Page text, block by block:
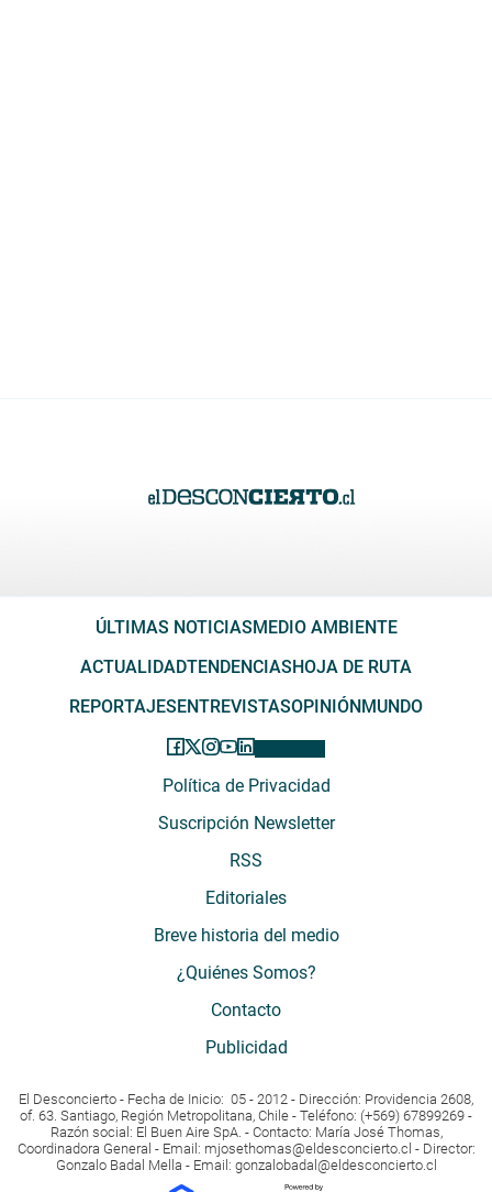
ÚLTIMAS NOTICIAS MEDIO AMBIENTE
ACTUALIDADTENDENCIAS HOJA DE RUTA
REPORTAJES ENTREVISTASOPINIÓN MUNDO
Política de Privacidad
Suscripción Newsletter
RSS
Editoriales
Breve historia del medio
¿Quiénes Somos?
Contacto
Publicidad
El Desconcierto - Fecha de Inicio: 05 - 2012 - Dirección: Providencia 2608,
of. 63. Santiago, Región Metropolitana, Chile - Teléfono: (+569) 67899269 -
Razón social: El Buen Aire SpA. - Contacto: María José Thomas,
Coordinadora General - Email: mjosethomas@eldesconcierto.cl - Director:
Gonzalo Badal Mella - Email: gonzalobadal@eldesconcierto.cl